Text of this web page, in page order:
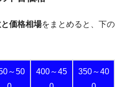
価格相場をまとめると、下の
～50
400～45
350～40